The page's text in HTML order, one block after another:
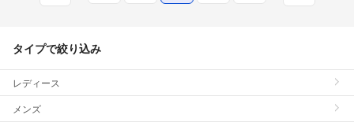
タイプで絞り込み
レディース
メンズ